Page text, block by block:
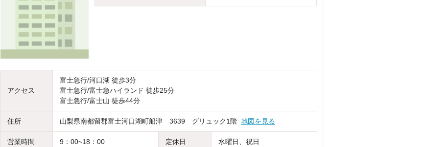
アクセス
富士急行/河口湖 徒歩3分
富士急行/富士急ハイランド 徒歩25分
富士急行/富士山 徒歩44分
住所 山梨県南都留郡富士河口湖町船津 3639 グリュック1階 地図を見る
営業時間 9：00~18：00 定休日 水曜日、祝日